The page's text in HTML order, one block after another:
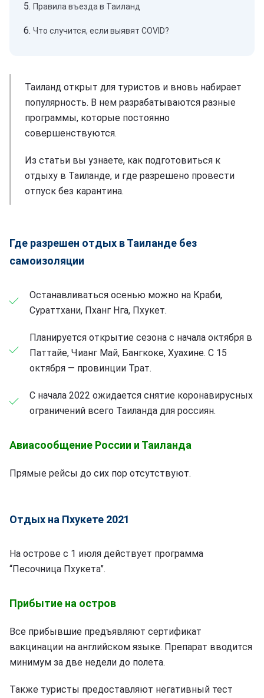
Правила въезда в Таиланд
Что случится, если выявят COVID?
Таиланд открыт для туристов и вновь набирает
популярность. В нем разрабатываются разные
программы, которые постоянно
совершенствуются.
Из статьи вы узнаете, как подготовиться к
отдыху в Таиланде, и где разрешено провести
отпуск без карантина.
Где разрешен отдых в Таиланде без
самоизоляции
Останавливаться осенью можно на Краби,
Сураттхани, Пханг Нга, Пхукет.
Планируется открытие сезона с начала октября в
Паттайе, Чианг Май, Бангкоке, Хуахине. С 15
октября — провинции Трат.
С начала 2022 ожидается снятие коронавирусных
ограничений всего Таиланда для россиян.
Авиасообщение России и Таиланда
Прямые рейсы до сих пор отсутствуют.
Отдых на Пхукете 2021
На острове с 1 июля действует программа
“Песочница Пхукета”.
Прибытие на остров
Все прибывшие предъявляют сертификат
вакцинации на английском языке. Препарат вводится
минимум за две недели до полета.
Также туристы предоставляют негативный тест